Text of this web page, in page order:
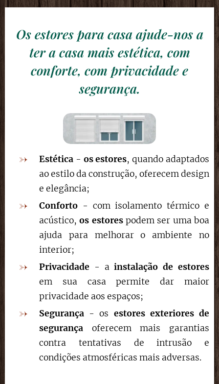
Os estores para casa ajude-nos a
ter a casa mais estética, com
conforte, com privacidade e
segurança.
Estética - os estores, quando adaptados
ao estilo da construção, oferecem design
e elegância;
Conforto - com isolamento térmico e
acústico,os estorespodem ser uma boa
ajuda para melhorar o ambiente no
interior;
Privacidade - ainstalação de estores
em sua casa permite dar maior
privacidade aos espaços;
Segurança - os estores exteriores de
segurança oferecem mais garantias
contra tentativas de intrusão e
condições atmosféricas mais adversas.